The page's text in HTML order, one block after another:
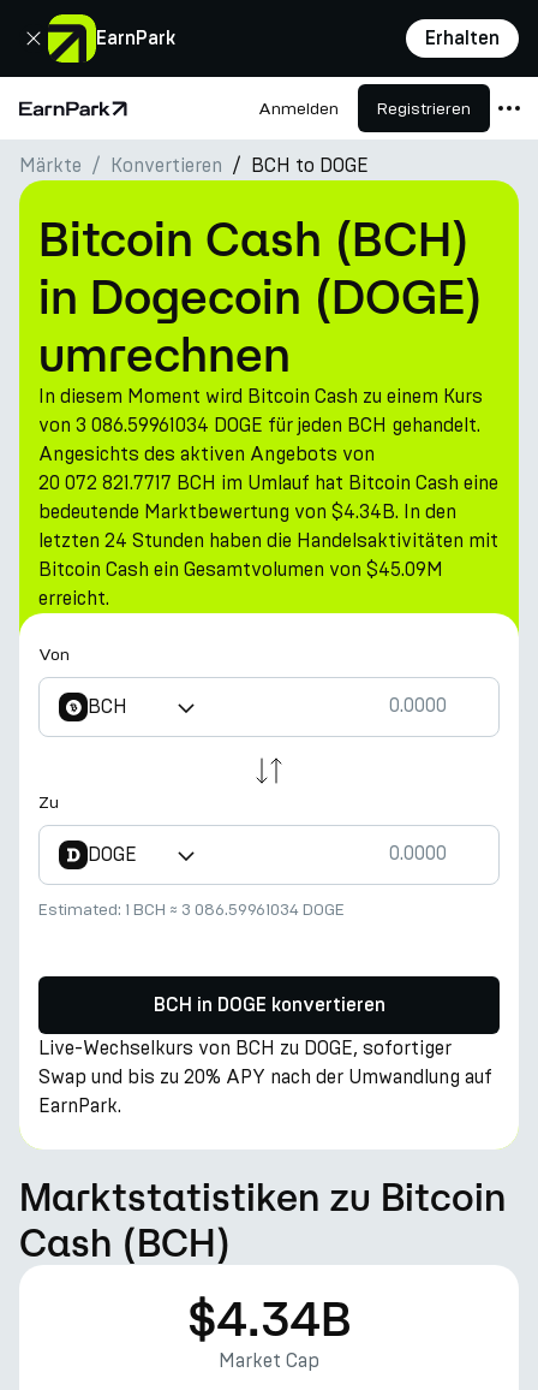
EarnPark Erhalten
Schließen
Startseite Anmelden Registrieren
Produkte
Märkte
Rechner
PARK Token
Ressourcen
Unternehmen
Märkte Konvertieren BCH to DOGE
Bitcoin Cash (BCH)
in Dogecoin (DOGE)
umrechnen
In diesem Moment wird Bitcoin Cash zu einem Kurs
von 3 086.59961034 DOGE für jeden BCH gehandelt.
Angesichts des aktiven Angebots von
20 072 821.7717 BCH im Umlauf hat Bitcoin Cash eine
bedeutende Marktbewertung von $4.34B. In den
letzten 24 Stunden haben die Handelsaktivitäten mit
Bitcoin Cash ein Gesamtvolumen von $45.09M
erreicht.
Von
BCH
Zu
DOGE
Estimated: 1 BCH ≈ 3 086.59961034 DOGE
BCH in DOGE konvertieren
Live-Wechselkurs von BCH zu DOGE, sofortiger
Swap und bis zu 20% APY nach der Umwandlung auf
EarnPark.
Marktstatistiken zu Bitcoin
Cash (BCH)
$4.34B
Market Cap